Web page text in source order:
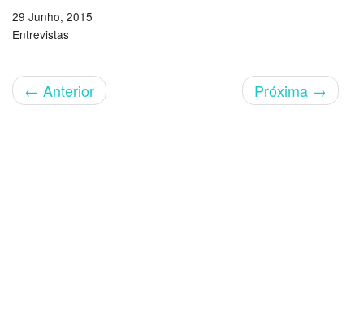
29 Junho, 2015
Entrevistas
← Anterior Próxima →